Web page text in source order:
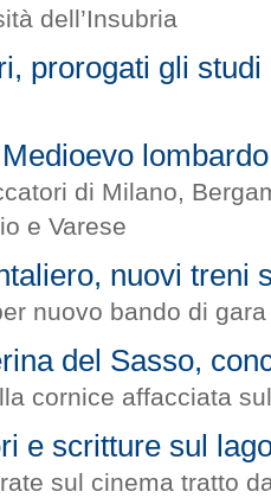
dell’Insubria
prorogati gli
lombardo
di Milano,
e Varese
nuovi treni
nuovo bando di gara
del Sasso,
cornice affacciata
e scritture sul
sul cinema tratto